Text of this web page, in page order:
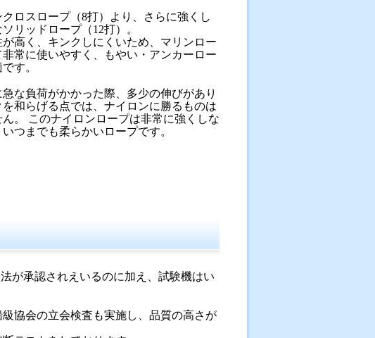
ロスロープ（8打）より、さらに強くし
リッドロープ（12打）。
高く、キンクしにくいため、マリンロー
非常に使いやすく、もやい・アンカーロー
す。
な負荷がかかった際、多少の伸びがあり
を和らげる点では、ナイロンに勝るものは
ん。 このナイロンロープは非常に強くしな
つまでも柔らかいロープです。
が承認されえいるのに加え、試験機はい
協会の立会検査も実施し、品質の高さが